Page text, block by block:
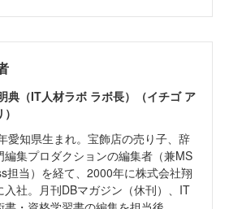
典（IT人材ラボ ラボ長）（イチゴ ア
愛知県生まれ。宝飾店の売り子、辞
編集プロダクションの編集者（兼MS
担当）を経て、2000年に株式会社翔
入社。月刊DBマガジン（休刊）、IT